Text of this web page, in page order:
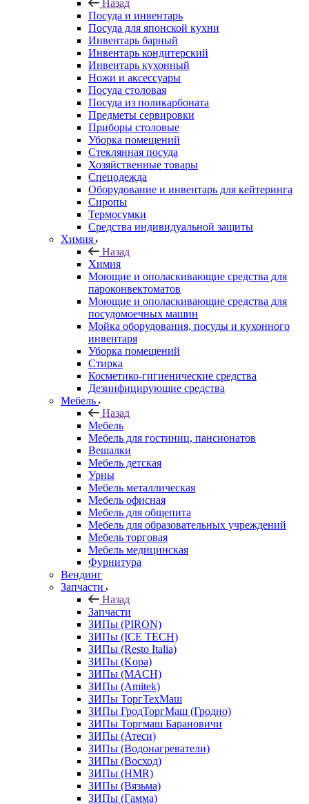
Назад
Посуда и инвентарь
Посуда для японской кухни
Инвентарь барный
Инвентарь кондитерский
Инвентарь кухонный
Ножи и аксессуары
Посуда столовая
Посуда из поликарбоната
Предметы сервировки
Приборы столовые
Уборка помещений
Стеклянная посуда
Хозяйственные товары
Спецодежда
Оборудование и инвентарь для кейтеринга
Сиропы
Термосумки
Средства индивидуальной защиты
Химия
Назад
Химия
Моющие и ополаскивающие средства для
пароконвектоматов
Моющие и ополаскивающие средства для
посудомоечных машин
Мойка оборудования, посуды и кухонного
инвентаря
Уборка помещений
Стирка
Косметико-гигиенические средства
Дезинфицирующие средства
Мебель
Назад
Мебель
Мебель для гостиниц, пансионатов
Вешалки
Мебель детская
Урны
Мебель металлическая
Мебель офисная
Мебель для общепита
Мебель для образовательных учреждений
Мебель торговая
Мебель медицинская
Фурнитура
Вендинг
Запчасти
Назад
Запчасти
ЗИПы (PIRON)
ЗИПы (ICE TECH)
ЗИПы (Resto Italia)
ЗИПы (Kopa)
ЗИПы (MACH)
ЗИПы (Amitek)
ЗИПы ТоргТехМаш
ЗИПы ГродТоргМаш (Гродно)
ЗИПы Торгмаш Барановичи
ЗИПы (Атеси)
ЗИПы (Водонагреватели)
ЗИПы (Восход)
ЗИПы (HMR)
ЗИПы (Вязьма)
ЗИПы (Гамма)